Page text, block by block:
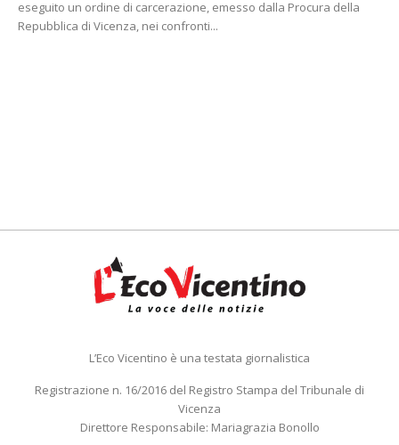
eseguito un ordine di carcerazione, emesso dalla Procura della
Repubblica di Vicenza, nei confronti...
L’Eco Vicentino è una testata giornalistica
Registrazione n. 16/2016 del Registro Stampa del Tribunale di
Vicenza
Direttore Responsabile: Mariagrazia Bonollo